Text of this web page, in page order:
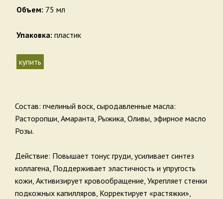
Объем: 75 мл
Упаковка: пластик
купить
Состав: пчелиный воск, сыродавленные масла:
Расторопши, Амаранта, Рыжика, Оливы, эфирное масло
Розы.
Действие: Повышает тонус груди, усиливает синтез
коллагена, Поддерживает эластичность и упругость
кожи, Активизирует кровообращение, Укрепляет стенки
подкожных капилляров, Корректирует «растяжки»,